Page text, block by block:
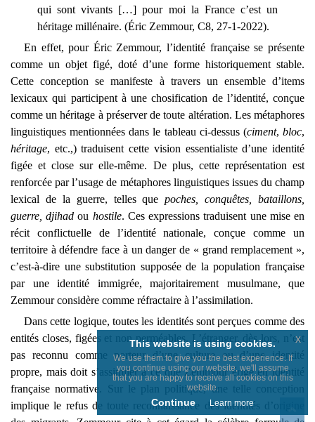
qui sont vivants […] pour moi la France c’est un
héritage millénaire. (Éric Zemmour, C8, 27-1-2022).
En effet, pour Éric Zemmour, l’identité française se présente
comme un objet figé, doté d’une forme historiquement stable.
Cette conception se manifeste à travers un ensemble d’items
lexicaux qui participent à une chosification de l’identité, conçue
comme un héritage à préserver de toute altération. Les métaphores
linguistiques mentionnées dans le tableau ci-dessus (ciment,bloc,
héritage, etc.,) traduisent cette vision essentialiste d’une identité
figée et close sur elle-même. De plus, cette représentation est
renforcée par l’usage de métaphores linguistiques issues du champ
lexical de la guerre, telles quepoches, conquêtes, bataillons,
guerre, djihad ou hostile. Ces expressions traduisent une mise en
récit conflictuelle de l’identité nationale, conçue comme un
territoire à défendre face à un danger de « grand remplacement »,
c’est-à-dire une substitution supposée de la population française
par une identité immigrée, majoritairement musulmane, que
Zemmour considère comme réfractaire à l’assimilation.
Dans cette logique, toutes les identités sont perçues comme des
entités closes, figées et non perméables. L’étranger, dès lors, n’est
pas reconnu comme porteur d’une culture ou d’une identité
propre, mais doit s’assimiler à ce que Zemmour érige en identité
française normative. Sur le plan politique, une telle conception
implique le refus de toute reconnaissance des identités d’origine
This website is using cookies.
We use them to give you the best experience. If
you continue using our website, we'll assume
that you are happy to receive all cookies on this
website.
Continue Learn more
x